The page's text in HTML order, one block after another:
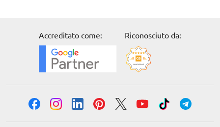
Accreditato come: Riconosciuto da: